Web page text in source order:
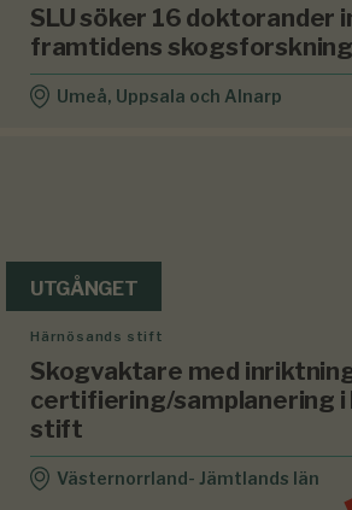
SLU söker 16 doktorander
framtidens skogsforskning
Umeå, Uppsala och Alnarp
UTGÅNGET
Härnösands stift
Skogvaktare med
certifiering/samplanering i
stift
Västernorrland- Jämtlands län